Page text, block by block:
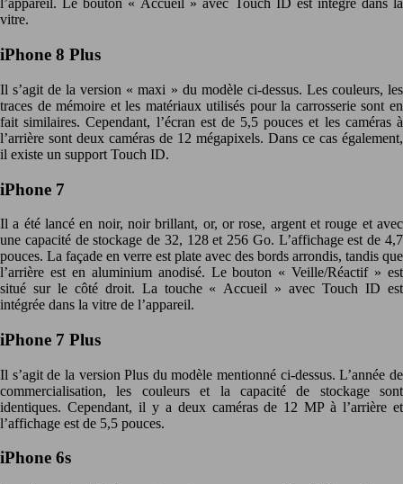
l’appareil. Le bouton « Accueil » avec Touch ID est intégré dans la
vitre.
iPhone 8 Plus
Il s’agit de la version « maxi » du modèle ci-dessus. Les couleurs, les
traces de mémoire et les matériaux utilisés pour la carrosserie sont en
fait similaires. Cependant, l’écran est de 5,5 pouces et les caméras à
l’arrière sont deux caméras de 12 mégapixels. Dans ce cas également,
il existe un support Touch ID.
iPhone 7
Il a été lancé en noir, noir brillant, or, or rose, argent et rouge et avec
une capacité de stockage de 32, 128 et 256 Go. L’affichage est de 4,7
pouces. La façade en verre est plate avec des bords arrondis, tandis que
l’arrière est en aluminium anodisé. Le bouton « Veille/Réactif » est
situé sur le côté droit. La touche « Accueil » avec Touch ID est
intégrée dans la vitre de l’appareil.
iPhone 7 Plus
Il s’agit de la version Plus du modèle mentionné ci-dessus. L’année de
commercialisation, les couleurs et la capacité de stockage sont
identiques. Cependant, il y a deux caméras de 12 MP à l’arrière et
l’affichage est de 5,5 pouces.
iPhone 6s